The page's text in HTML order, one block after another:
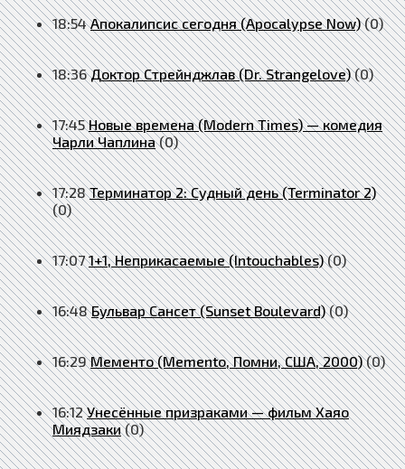
18:54 Апокалипсис сегодня (Apocalypse Now) (0)
18:36 Доктор Стрейнджлав (Dr. Strangelove) (0)
17:45 Новые времена (Modern Times) — комедия
Чарли Чаплина (0)
17:28 Терминатор 2: Судный день (Terminator 2)
(0)
17:07 1+1, Неприкасаемые (Intouchables) (0)
16:48 Бульвар Сансет (Sunset Boulevard) (0)
16:29 Мементо (Memento, Помни, США, 2000) (0)
16:12 Унесённые призраками — фильм Хаяо
Миядзаки (0)